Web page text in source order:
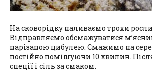
На сковорідку наливаємо трохи
Відправляємо обсмажуватися
нарізаною цибулею. Смажимо на
постійно помішуючи 10 хвилин.
спеції і сіль за смаком.